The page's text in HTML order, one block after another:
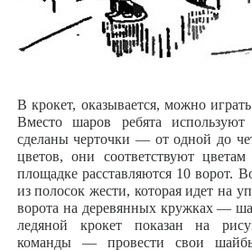
В крокет, оказывается, можно
Вместо шаров ребята
сделаны черточки — от одной до
цветов, они соответствуют
площадке расставляются 10 ворот.
из полосок жести, которая идет на
ворота на деревянных кружках —
ледяной крокет показан на
команды — провести свои